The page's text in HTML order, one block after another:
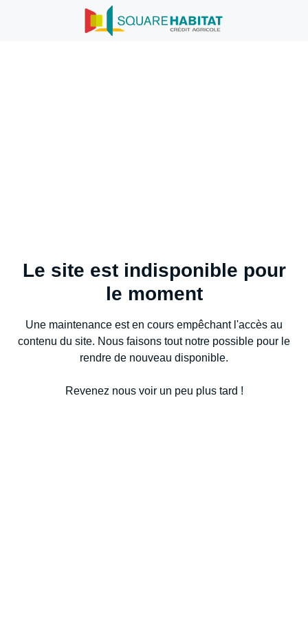
Le site est indisponible pour
le moment
Une maintenance est en cours empêchant l'accès au
contenu du site. Nous faisons tout notre possible pour le
rendre de nouveau disponible.
Revenez nous voir un peu plus tard !